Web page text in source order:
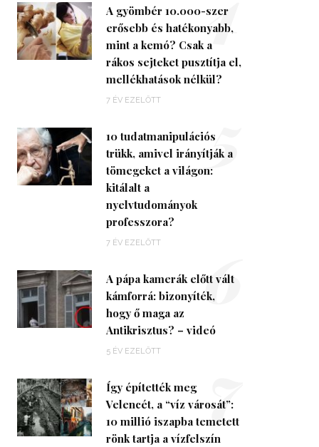
A gyömbér 10.000-szer
erősebb és hatékonyabb,
mint a kemó? Csak a
rákos sejteket pusztítja el,
mellékhatások nélkül?
7 ÉV EZELŐTT
10 tudatmanipulációs
trükk, amivel irányítják a
tömegeket a világon:
kitálalt a
nyelvtudományok
professzora?
7 ÉV EZELŐTT
5
A pápa kamerák előtt vált
kámforrá: bizonyíték,
hogy ő maga az
Antikrisztus? – videó
5 ÉV EZELŐTT
6
Így építették meg
Velencét, a “víz városát”:
10 millió iszapba temetett
rönk tartja a vízfelszín
7